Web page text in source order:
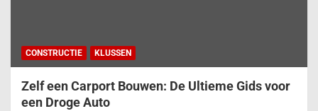
CONSTRUCTIE KLUSSEN
Zelf een Carport Bouwen: De Ultieme Gids voor
een Droge Auto